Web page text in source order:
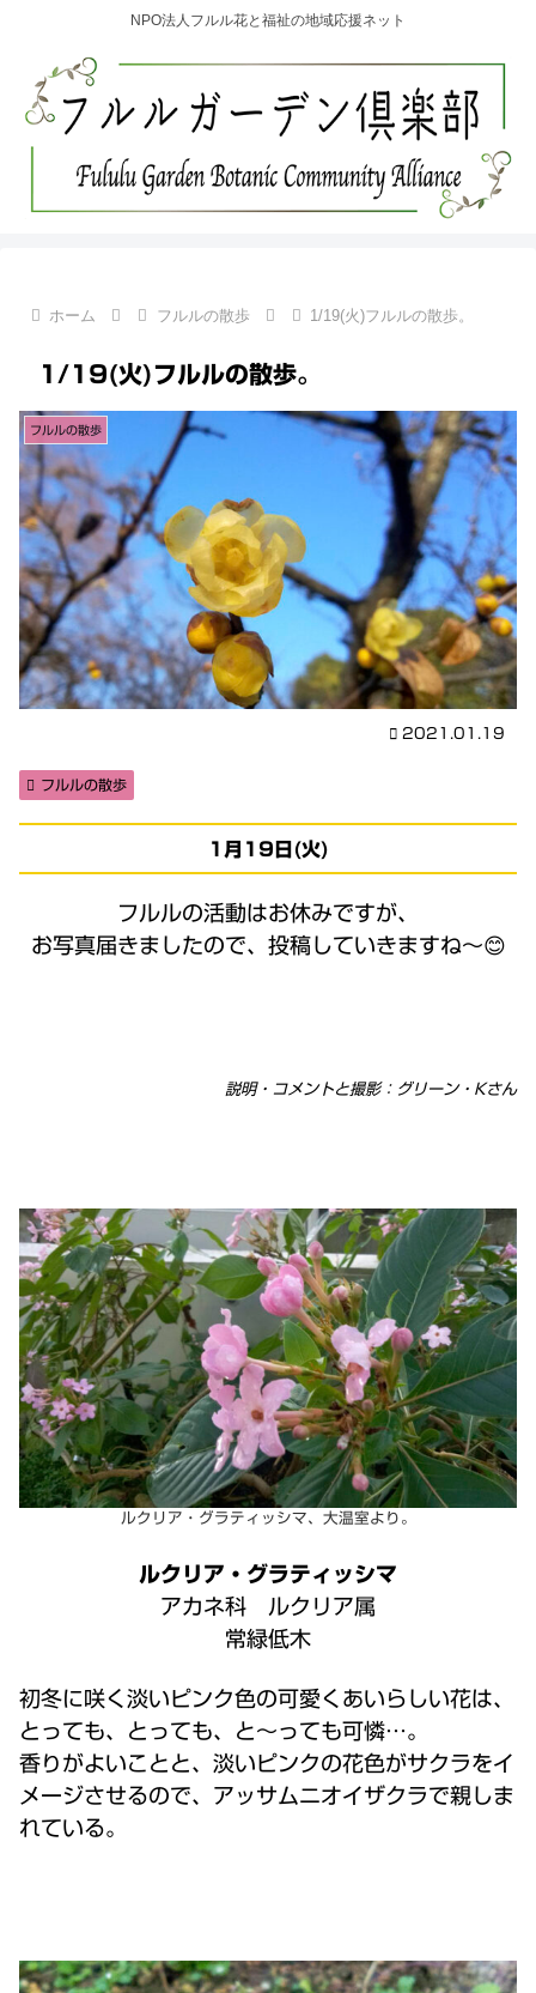
NPO法人フルル花と福祉の地域応援ネット
ホーム フルルの散歩 1/19(火)フルルの散歩。
1/19(火)フルルの散歩。
フルルの散歩
2021.01.19
フルルの散歩
1月19日(火)
フルルの活動はお休みですが、
お写真届きましたので、投稿していきますね〜😊
説明・コメントと撮影：グリーン・Kさん
ルクリア・グラティッシマ、大温室より。
ルクリア・グラティッシマ
アカネ科 ルクリア属
常緑低木
初冬に咲く淡いピンク色の可愛くあいらしい花は、
とっても、とっても、と～っても可憐…。
香りがよいことと、淡いピンクの花色がサクラをイ
メージさせるので、アッサムニオイザクラで親しま
れている。